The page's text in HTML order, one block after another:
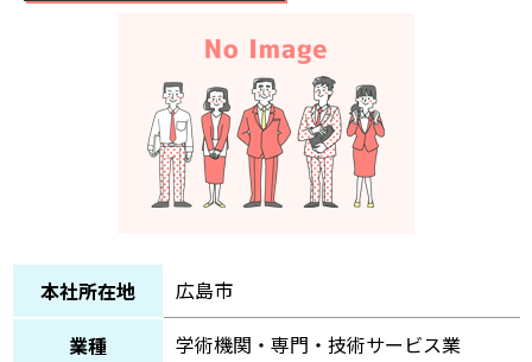
本社所在地
広島市
業種
学術機関・専門・技術サービス業